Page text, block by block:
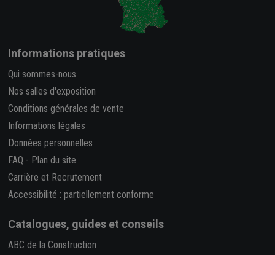
Informations pratiques
Qui sommes-nous
Nos salles d'exposition
Conditions générales de vente
Informations légales
Données personnelles
FAQ - Plan du site
Carrière et Recrutement
Accessibilité : partiellement conforme
Catalogues, guides et conseils
ABC de la Construction